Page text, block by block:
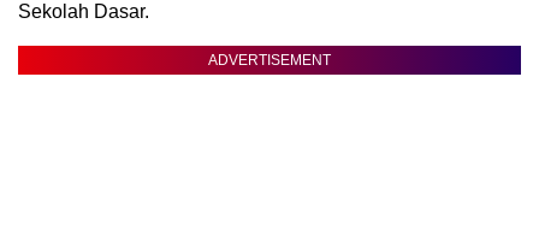
Sekolah Dasar.
ADVERTISEMENT